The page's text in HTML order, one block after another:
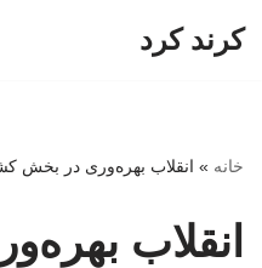
کرند کرد
خانه » انقلاب بهره‌وری در بخش
انقلاب